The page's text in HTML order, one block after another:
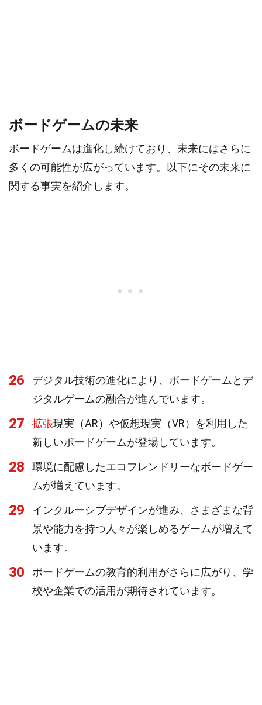
ボードゲームの未来
ボードゲームは進化し続けており、未来にはさらに
多くの可能性が広がっています。以下にその未来に
関する事実を紹介します。
26
デジタル技術の進化により、ボードゲームとデ
ジタルゲームの融合が進んでいます。
27 拡張現実（AR）や仮想現実（VR）を利用した
新しいボードゲームが登場しています。
28
環境に配慮したエコフレンドリーなボードゲー
ムが増えています。
29
インクルーシブデザインが進み、さまざまな背
景や能力を持つ人々が楽しめるゲームが増えて
います。
30
ボードゲームの教育的利用がさらに広がり、学
校や企業での活用が期待されています。